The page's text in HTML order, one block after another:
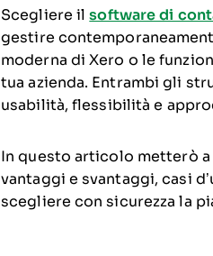
Scegliere ilsoftware di
gestire
moderna di Xero o le
tua azienda. Entrambi gli
usabilità, flessibilità e
In questo articolo metterò
vantaggi e svantaggi, casi
scegliere con sicurezza la